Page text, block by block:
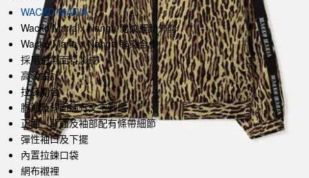
WACKO MARIA
Wacko Maria x Nanga 豹紋運動外套
Wacko Maria x Nanga 聯乘合作
採用透氣面料製成
高領設計
拉鍊開合
胸前及背面飾有文字刺繡
正面、背面及袖部配有條帶細節
彈性袖口及下擺
內置拉鍊口袋
網布襯裡